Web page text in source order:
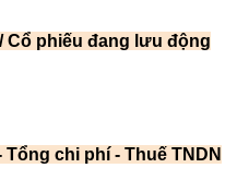
Cổ phiếu đang lưu động
chi phí - Thuế TNDN